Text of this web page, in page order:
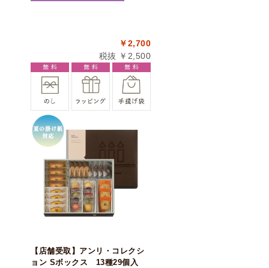
￥2,700
税抜 ￥2,500
【店舗受取】アンリ・コレクシ
ョン Sボックス 13種29個入